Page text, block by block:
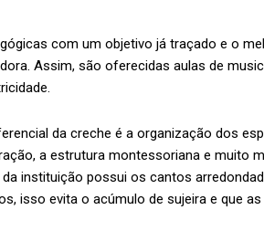
com um objetivo já traçado e o
Assim, são oferecidas aulas de
da creche é a organização dos
a estrutura montessoriana e muito
instituição possui os cantos
isso evita o acúmulo de sujeira e que